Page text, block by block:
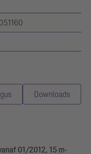
Downloads
01/2012, 15 m-